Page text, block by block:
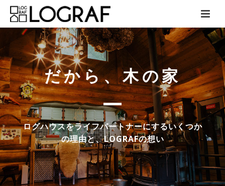
だから、木の家
ログハウスをライフパートナーにするいくつか
の理由と、LOGRAFの想い